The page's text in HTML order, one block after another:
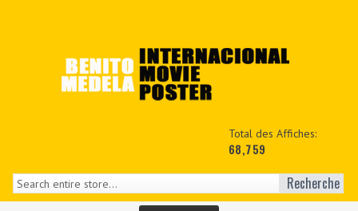
Total des Affiches:
68,759
Recherche